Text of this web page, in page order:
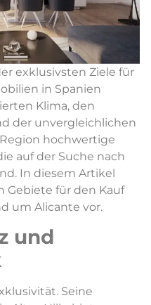
exklusivsten Ziele für
in Spanien
Klima, den
der unvergleichlichen
hochwertige
auf der Suche nach
In diesem Artikel
Gebiete für den Kauf
um Alicante vor.
und
Seine